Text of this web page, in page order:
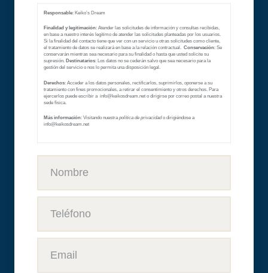
Responsable: Keiko’s Dream
Finalidad y legitimación: Atender las solicitudes de información y consultas recibidas,
en base a nuestro interés legítimo de atender las solicitudes planteadas por los usuarios.
Si la finalidad del contacto tiene que ver con un servicio u otras solicitudes como cliente,
el tratamiento de datos se realizará en base a la relación contractual. Conservación: Se
conservarán mientras sea necesario para su finalidad o hasta que usted solicite su
supresión. Destinatarios: Los datos no se cederán salvo que sea necesario para la
gestión del servicio o nos lo permita una disposición legal.
Derechos: Acceder a los datos personales, rectificarlos, suprimirlos, oponerse a su
tratamiento con fines promocionales, a retirar el consentimiento y otros derechos. Para
ejercerlos puede escribir a info@keikosdream.net o dirigirse por correo postal a nuestra
sede física.
Más información: Visitando nuestrapolítica de privacidad o dirigiéndose a
info@keikosdream.net